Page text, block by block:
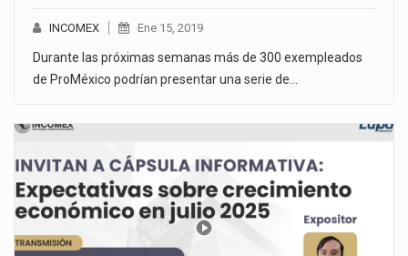
INCOMEX Ene 15, 2019
Durante las próximas semanas más de 300 exempleados
de ProMéxico podrían presentar una serie de…